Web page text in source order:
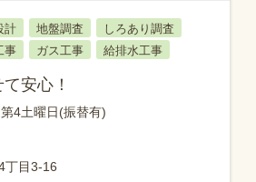
計 地盤調査
しろあり調査
事 ガス工事 給排水工事
安心！
4土曜日(振替有)
丁目3-16